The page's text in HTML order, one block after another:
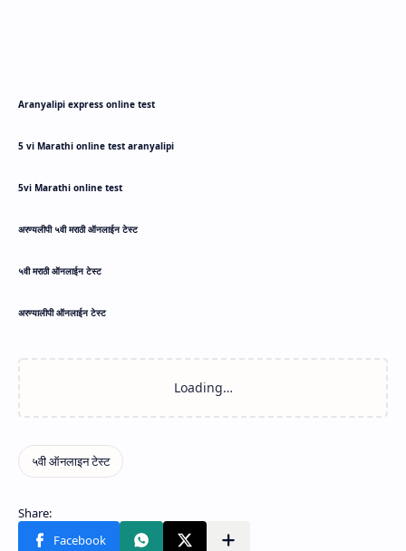
Aranyalipi express online test
5 vi Marathi online test aranyalipi
5vi Marathi online test
अरण्यलीपी ५वी मराठी ऑनलाईन टेस्ट
५वी मराठी ऑनलाईन टेस्ट
अरण्यालीपी ऑनलाईन टेस्ट